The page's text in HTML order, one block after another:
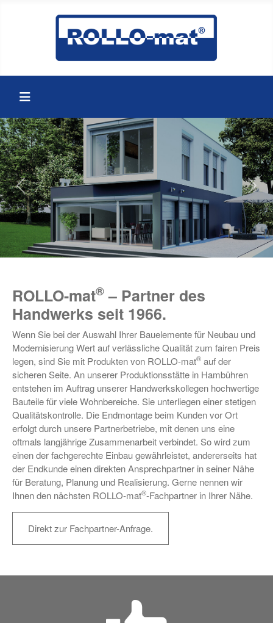
zurück
ROLLO-mat® – Partner des
Handwerks seit 1966.
Wenn Sie bei der Auswahl Ihrer Bauelemente für Neubau und
Modernisierung Wert auf verlässliche Qualität zum fairen Preis
legen, sind Sie mit Produkten von ROLLO-mat® auf der
sicheren Seite. An unserer Produktionsstätte in Hambühren
entstehen im Auftrag unserer Handwerkskollegen hochwertige
Bauteile für viele Wohnbereiche. Sie unterliegen einer stetigen
Qualitätskontrolle. Die Endmontage beim Kunden vor Ort
erfolgt durch unsere Partnerbetriebe, mit denen uns eine
oftmals langjährige Zusammenarbeit verbindet. So wird zum
einen der fachgerechte Einbau gewährleistet, andererseits hat
der Endkunde einen direkten Ansprechpartner in seiner Nähe
für Beratung, Planung und Realisierung. Gerne nennen wir
Ihnen den nächsten ROLLO-mat®-Fachpartner in Ihrer Nähe.
Direkt zur Fachpartner-Anfrage.